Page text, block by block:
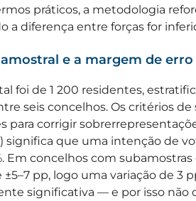
práticos, a metodologia
a diferença entre forças for
e a margem de erro
foi de 1 200 residentes,
seis concelhos. Os critérios
para corrigir
significa que uma intenção de
Em concelhos com
±5–7 pp, logo uma variação de
significativa — e por isso não